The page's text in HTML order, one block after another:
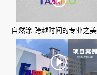
自然涂-跨越时间的专业之美